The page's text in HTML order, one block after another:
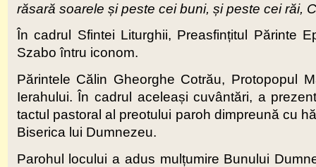
răsară soarele și peste cei buni, și peste cei răi,
În cadrul Sfintei Liturghii, Preasfințitul Părinte
Szabo întru iconom.
Părintele Călin Gheorghe Cotrău, Protopopul
Ierahului. În cadrul aceleași cuvântări, a
tactul pastoral al preotului paroh dimpreună cu
Biserica lui Dumnezeu.
Parohul locului a adus mulțumire Bunului